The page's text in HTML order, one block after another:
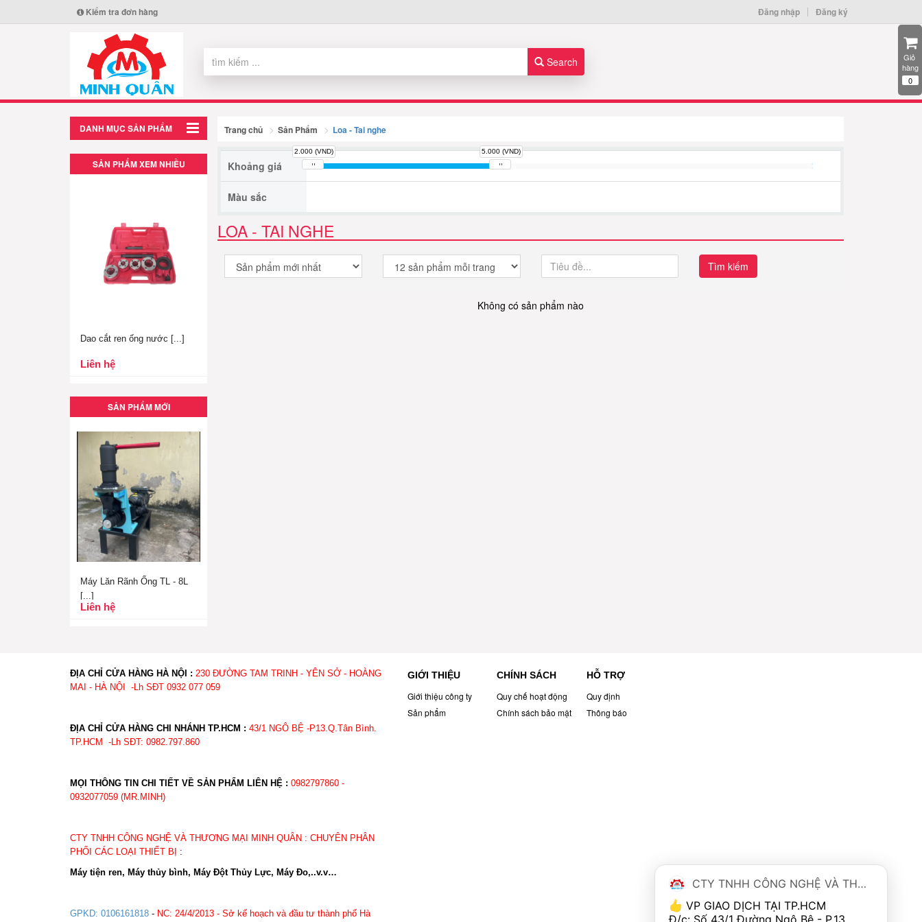
Kiểm tra đơn hàng Đăng nhập Đăng ký
Search
DANH MỤC SẢN PHẨM
SẢN PHẨM XEM NHIỀU
Dao cắt ren ống nước [...]
Liên hệ
SẢN PHẨM MỚI
Máy Lăn Rãnh Ống TL - 8L
[...]
Liên hệ
Trang chủ Sản Phẩm Loa - Tai nghe
Khoảng giá
2.000 (VND) 5.000 (VND)
Màu sắc
LOA - TAI NGHE
Tìm kiếm
Không có sản phẩm nào
ĐỊA CHỈ CỬA HÀNG HÀ NỘI : 230 ĐƯỜNG TAM TRINH - YÊN SỞ - HOÀNG
MAI - HÀ NỘI -Lh SĐT 0932 077 059
ĐỊA CHỈ CỬA HÀNG CHI NHÁNH TP.HCM : 43/1 NGÔ BỆ -P13.Q.Tân Bình.
TP.HCM -Lh SĐT: 0982.797.860
MỌI THÔNG TIN CHI TIẾT VỀ SẢN PHẨM LIÊN HỆ : 0982797860 -
0932077059 (MR.MINH)
CTY TNHH CÔNG NGHỆ VÀ THƯƠNG MẠI MINH QUÂN : CHUYÊN PHÂN
PHỐI CÁC LOẠI THIẾT BỊ
:
Máy tiện ren, Máy thủy bình, Máy Đột Thủy Lực, Máy Đo,..v.v…
GPKD: 0106161818 - NC: 24/4/2013 - Sở kế hoạch và đầu tư thành phố Hà
GIỚI THIỆU
Giới thiệu công ty
Sản phẩm
CHÍNH SÁCH
Quy chế hoạt động
Chính sách bảo mật
HỖ TRỢ
Quy định
Thông báo
Giỏ
hàng
0
CTY TNHH CÔNG NGHỆ VÀ THƯƠNG MẠI MINH QUÂN
VP GIAO DỊCH TẠI TP.HCM
Đ/c: Số 43/1 Đường Ngô Bệ - P.13